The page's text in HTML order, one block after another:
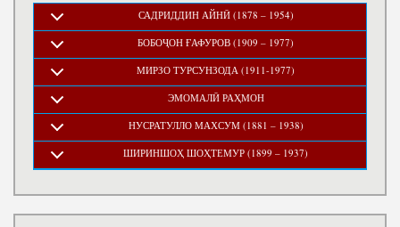
САДРИДДИН АЙНӢ (1878 – 1954)
БОБОҶОН ҒАФУРОВ (1909 – 1977)
МИРЗО ТУРСУНЗОДА (1911-1977)
ЭМОМАЛӢ РАҲМОН
НУСРАТУЛЛО МАХСУМ (1881 – 1938)
ШИРИНШОҲ ШОҲТЕМУР (1899 – 1937)